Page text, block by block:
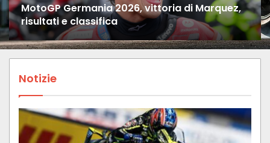
MotoGP Germania 2026, vittoria di Marquez,
risultati e classifica
Notizie